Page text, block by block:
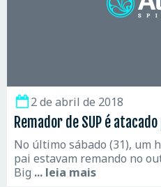
2 de abril de 2018
Remador de SUP é
No último sábado (31), um
pai estavam remando no
Big ... leia mais